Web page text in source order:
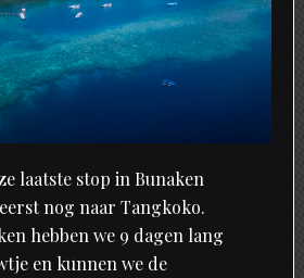
laatste stop in Bunaken
nog naar Tangkoko.
hebben we 9 dagen lang
en kunnen we de